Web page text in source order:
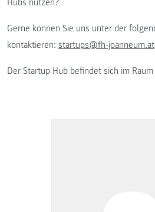
Gerne können Sie uns unter der
kontaktieren: startups@fh-joanneum.at
Der Startup Hub befindet sich im